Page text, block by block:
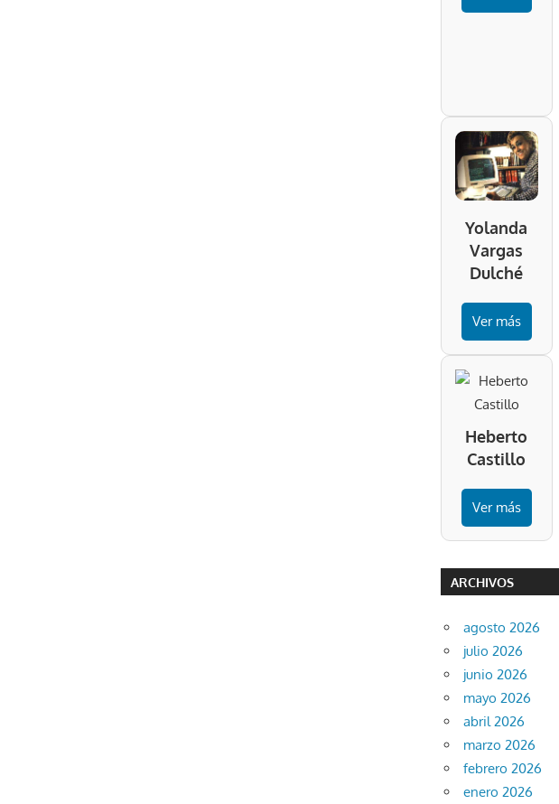
Yolanda
Vargas
Dulché
Ver más
Heberto
Castillo
Ver más
ARCHIVOS
agosto 2026
julio 2026
junio 2026
mayo 2026
abril 2026
marzo 2026
febrero 2026
enero 2026